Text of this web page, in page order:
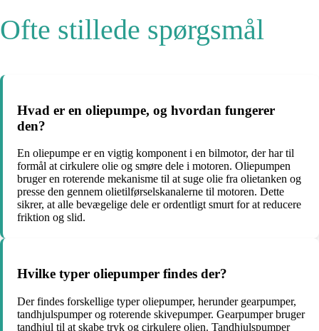
Ofte stillede spørgsmål
Hvad er en oliepumpe, og hvordan fungerer
den?
En oliepumpe er en vigtig komponent i en bilmotor, der har til
formål at cirkulere olie og smøre dele i motoren. Oliepumpen
bruger en roterende mekanisme til at suge olie fra olietanken og
presse den gennem olietilførselskanalerne til motoren. Dette
sikrer, at alle bevægelige dele er ordentligt smurt for at reducere
friktion og slid.
Hvilke typer oliepumper findes der?
Der findes forskellige typer oliepumper, herunder gearpumper,
tandhjulspumper og roterende skivepumper. Gearpumper bruger
tandhjul til at skabe tryk og cirkulere olien. Tandhjulspumper